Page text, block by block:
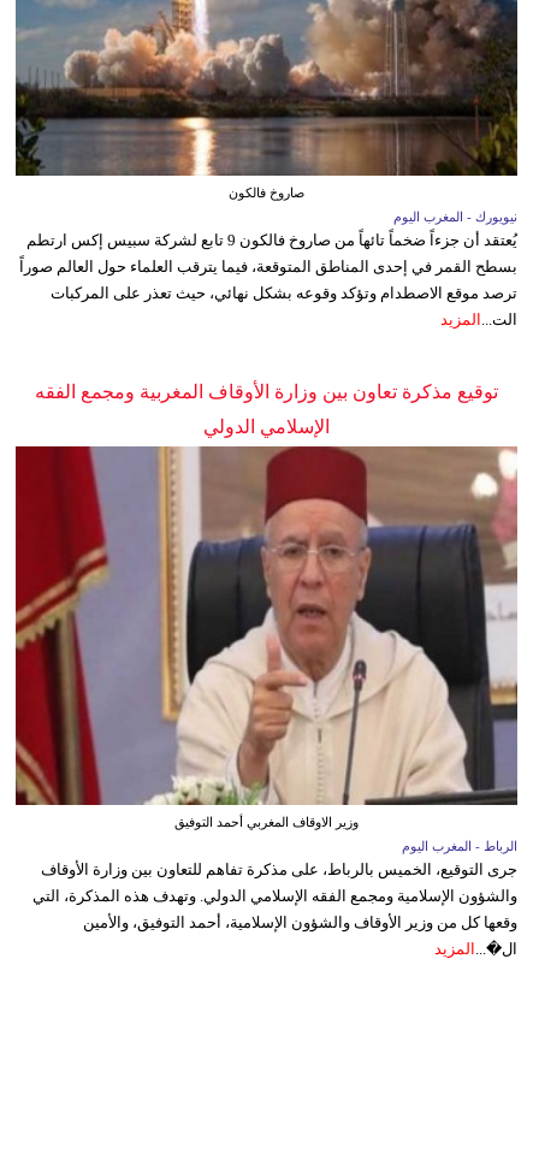
صاروخ فالكون
نيويورك - المغرب اليوم
يُعتقد أن جزءاً ضخماً تائهاً من صاروخ فالكون 9 تابع لشركة سبيس إكس ارتطم
بسطح القمر في إحدى المناطق المتوقعة، فيما يترقب العلماء حول العالم صوراً
ترصد موقع الاصطدام وتؤكد وقوعه بشكل نهائي، حيث تعذر على المركبات
الت...
المزيد
توقيع مذكرة تعاون بين وزارة الأوقاف المغربية ومجمع الفقه
الإسلامي الدولي
وزير الاوقاف المغربي أحمد التوفيق
الرباط - المغرب اليوم
جرى التوقيع، الخميس بالرباط، على مذكرة تفاهم للتعاون بين وزارة الأوقاف
والشؤون الإسلامية ومجمع الفقه الإسلامي الدولي. وتهدف هذه المذكرة، التي
وقعها كل من وزير الأوقاف والشؤون الإسلامية، أحمد التوفيق، والأمين
ال�... المزيد